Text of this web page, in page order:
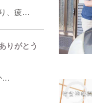
、疲…
りがとう
…